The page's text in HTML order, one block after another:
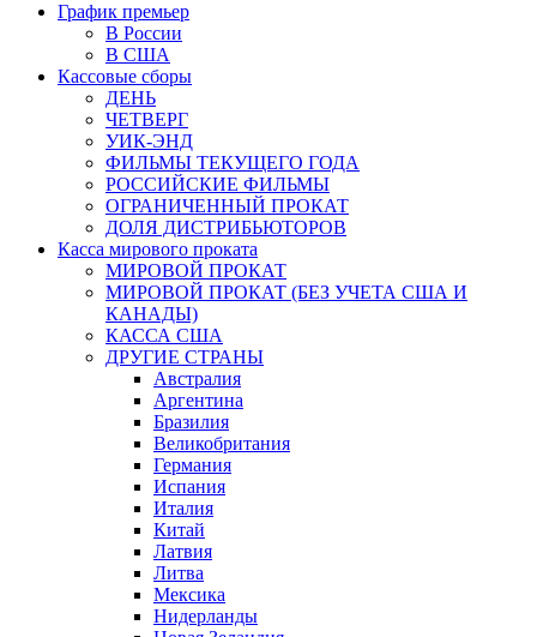
График премьер
В России
В США
Кассовые сборы
ДЕНЬ
ЧЕТВЕРГ
УИК-ЭНД
ФИЛЬМЫ ТЕКУЩЕГО ГОДА
РОССИЙСКИЕ ФИЛЬМЫ
ОГРАНИЧЕННЫЙ ПРОКАТ
ДОЛЯ ДИСТРИБЬЮТОРОВ
Касса мирового проката
МИРОВОЙ ПРОКАТ
МИРОВОЙ ПРОКАТ (БЕЗ УЧЕТА США И
КАНАДЫ)
КАССА США
ДРУГИЕ СТРАНЫ
Австралия
Аргентина
Бразилия
Великобритания
Германия
Испания
Италия
Китай
Латвия
Литва
Мексика
Нидерланды